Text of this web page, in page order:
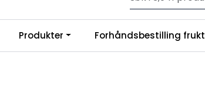
Velkommen til vår
Ledige stillinger | Franchise | Om oss
Produkter Forhåndsbestilling